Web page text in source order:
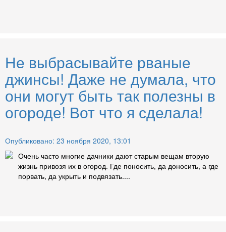
Не выбрасывайте рваные
джинсы! Даже не думала, что
они могут быть так полезны в
огороде! Вот что я сделала!
Опубликовано: 23 ноября 2020, 13:01
Очень часто многие дачники дают старым вещам вторую
жизнь привозя их в огород. Где поносить, да доносить, а где
порвать, да укрыть и подвязать....